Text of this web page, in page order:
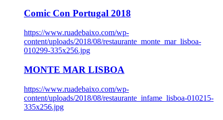
Comic Con Portugal 2018
https://www.ruadebaixo.com/wp-
content/uploads/2018/08/restaurante_monte_mar_lisboa-
010299-335x256.jpg
MONTE MAR LISBOA
https://www.ruadebaixo.com/wp-
content/uploads/2018/08/restaurante_infame_lisboa-010215-
335x256.jpg